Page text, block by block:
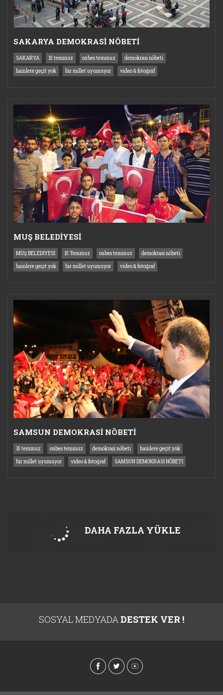
SAKARYA DEMOKRASİ NÖBETİ
SAKARYA 15 temmuz onbes temmuz
demokrasi nöbeti
hainlere geçit yok
bir millet uyumuyor video & fotoğraf
MUŞ BELEDİYESİ
MUŞ BELEDİYESİ 15 Temmuz onbes temmuz
demokrasi nöbeti
hainlere geçit yok
bir millet uyumuyor video & fotoğraf
SAMSUN DEMOKRASİ NÖBETİ
15 temmuz onbes temmuz demokrasi nöbeti
hainlere geçit yok
bir millet uyumuyor
video & fotoğraf SAMSUN DEMOKRASİ NÖBETİ
DAHA FAZLA YÜKLE
SOSYAL MEDYADADESTEK VER !